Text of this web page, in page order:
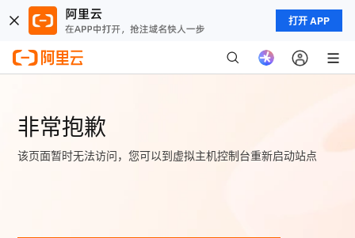
打开 APP
非常抱歉
该页面暂时无法访问，您可以到虚拟主机控制台重新启动站点